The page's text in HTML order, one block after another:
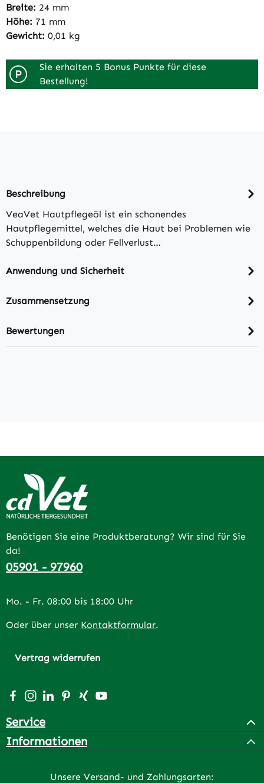
Breite: 24 mm
Höhe: 71 mm
Gewicht: 0,01 kg
P
Sie erhalten 5 Bonus Punkte für diese
Bestellung!
Beschreibung
VeaVet Hautpflegeöl ist ein schonendes
Hautpflegemittel, welches die Haut bei Problemen wie
Schuppenbildung oder Fellverlust…
Anwendung und Sicherheit
Zusammensetzung
Bewertungen
Benötigen Sie eine Produktberatung? Wir sind für Sie
da!
05901 - 97960
Mo. - Fr. 08:00 bis 18:00 Uhr
Oder über unser Kontaktformular.
Vertrag widerrufen
Besuche uns auf Facebook – öffnet in neuem Tab
Schau auf Instagram vorbei – öffnet in neuem Tab
Vernetze dich mit uns auf LinkedIn – öffnet in
Lass dich auf Pinterest inspirieren – öffnet
Vernetze dich mit uns auf Xing – öffnet
Sieh dir unsere Videos auf YouTube
Service
Informationen
Unsere Versand- und Zahlungsarten: